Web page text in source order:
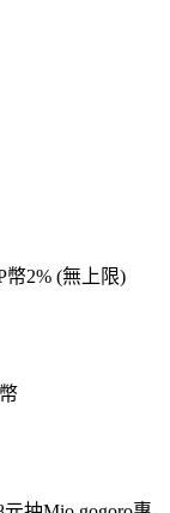
幣2% (無上限)